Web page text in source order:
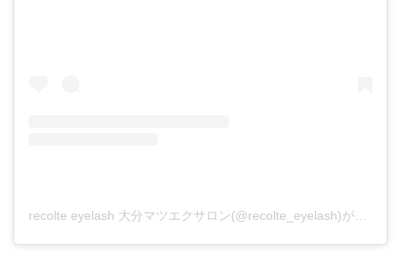
recolte eyelash 大分マツエクサロン(@recolte_eyelash)がシェアした投稿